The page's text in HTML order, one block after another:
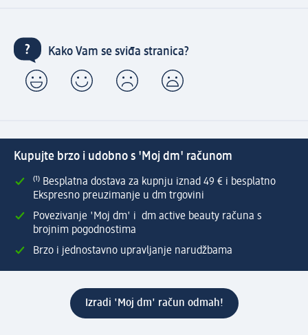
Kako Vam se sviđa stranica?
Kupujte brzo i udobno s 'Moj dm' računom
⁽¹⁾ Besplatna dostava za kupnju iznad 49 € i besplatno
Ekspresno preuzimanje u dm trgovini
Povezivanje 'Moj dm' i dm active beauty računa s
brojnim pogodnostima
Brzo i jednostavno upravljanje narudžbama
Izradi 'Moj dm' račun odmah!